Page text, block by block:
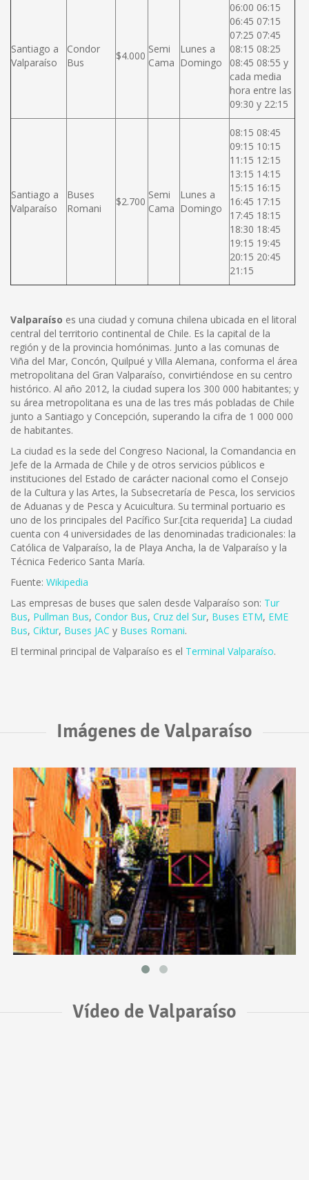
Santiago a
Valparaíso
Condor
Bus
$4.000
Semi
Cama
Lunes a
Domingo
06:00 06:15
06:45 07:15
07:25 07:45
08:15 08:25
08:45 08:55 y
cada media
hora entre las
09:30 y 22:15
Santiago a
Valparaíso
Buses
Romani
$2.700
Semi
Cama
Lunes a
Domingo
08:15 08:45
09:15 10:15
11:15 12:15
13:15 14:15
15:15 16:15
16:45 17:15
17:45 18:15
18:30 18:45
19:15 19:45
20:15 20:45
21:15
Valparaíso es una ciudad y comuna chilena ubicada en el litoral
central del territorio continental de Chile. Es la capital de la
región y de la provincia homónimas. Junto a las comunas de
Viña del Mar, Concón, Quilpué y Villa Alemana, conforma el área
metropolitana del Gran Valparaíso, convirtiéndose en su centro
histórico. Al año 2012, la ciudad supera los 300 000 habitantes; y
su área metropolitana es una de las tres más pobladas de Chile
junto a Santiago y Concepción, superando la cifra de 1 000 000
de habitantes.
La ciudad es la sede del Congreso Nacional, la Comandancia en
Jefe de la Armada de Chile y de otros servicios públicos e
instituciones del Estado de carácter nacional como el Consejo
de la Cultura y las Artes, la Subsecretaría de Pesca, los servicios
de Aduanas y de Pesca y Acuicultura. Su terminal portuario es
uno de los principales del Pacífico Sur.[cita requerida] La ciudad
cuenta con 4 universidades de las denominadas tradicionales: la
Católica de Valparaíso, la de Playa Ancha, la de Valparaíso y la
Técnica Federico Santa María.
Fuente: Wikipedia
Las empresas de buses que salen desde Valparaíso son: Tur
Bus, Pullman Bus, Condor Bus, Cruz del Sur, Buses ETM, EME
Bus, Ciktur, Buses JAC y Buses Romani.
El terminal principal de Valparaíso es el Terminal Valparaíso.
Imágenes de Valparaíso
Vídeo de Valparaíso